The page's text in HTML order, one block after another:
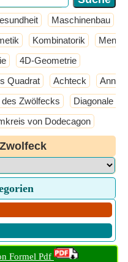
Maschinenbau
Kombinatorik
4D-Geometrie
Quadrat Achteck
des Zwölfecks Diagonale
von Dodecagon
Formel Pdf